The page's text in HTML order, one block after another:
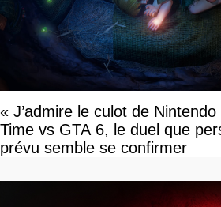
« J’admire le culot de
Time vs GTA 6, le duel que
prévu semble se confirmer